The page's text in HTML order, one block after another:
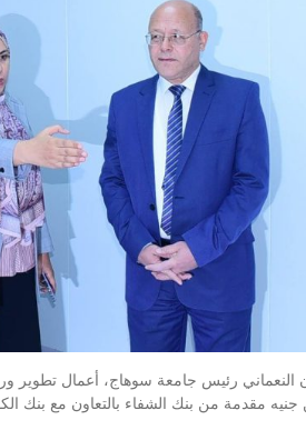
النعماني رئيس جامعة سوهاج، أعمال تطوير
7 ملايين جنيه مقدمة من بنك الشفاء بالتعاون